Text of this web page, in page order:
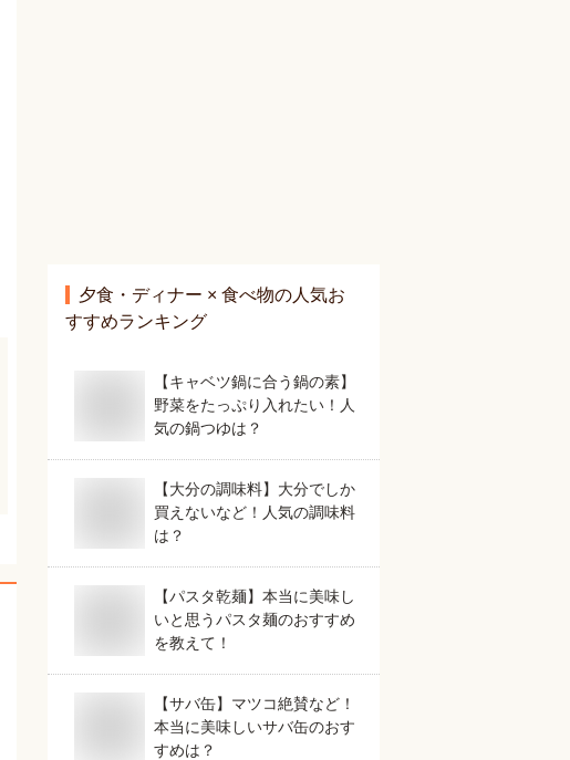
夕食・ディナー × 食べ物の人気お
すすめランキング
【キャベツ鍋に合う鍋の素】
野菜をたっぷり入れたい！人
気の鍋つゆは？
【大分の調味料】大分でしか
買えないなど！人気の調味料
は？
【パスタ乾麺】本当に美味し
いと思うパスタ麺のおすすめ
を教えて！
【サバ缶】マツコ絶賛など！
本当に美味しいサバ缶のおす
すめは？